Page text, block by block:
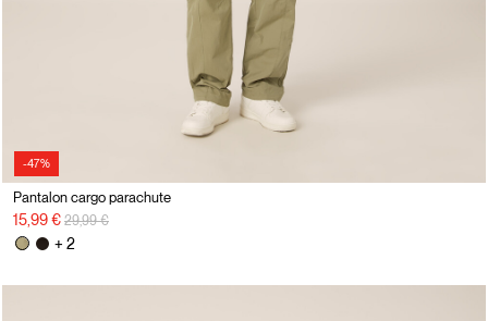
-47%
Pantalon cargo parachute
15,99 € Prix réduit de
29,99 €à
+ 2